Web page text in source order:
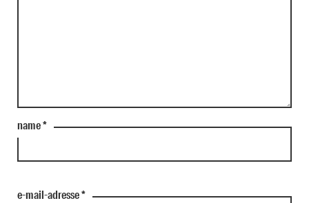
name*
e-mail-adresse*